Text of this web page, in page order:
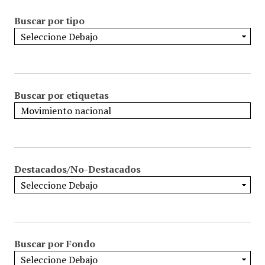
Buscar por tipo
Buscar por etiquetas
Destacados/No-Destacados
Buscar por Fondo